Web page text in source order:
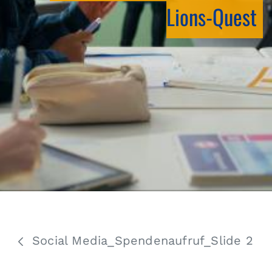
Lions-Quest
Social Media_Spendenaufruf_Slide 2